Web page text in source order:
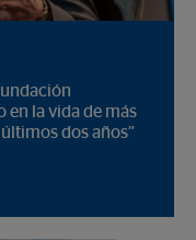
en la vida de más
dos años”